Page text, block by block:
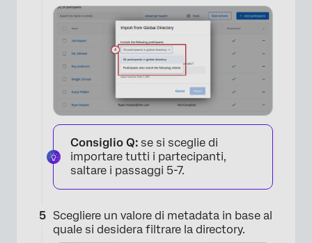
Consiglio Q: se si sceglie di
importare tutti i partecipanti,
saltare i passaggi 5-7.
Scegliere un valore di metadata in base al
quale si desidera filtrare la directory.